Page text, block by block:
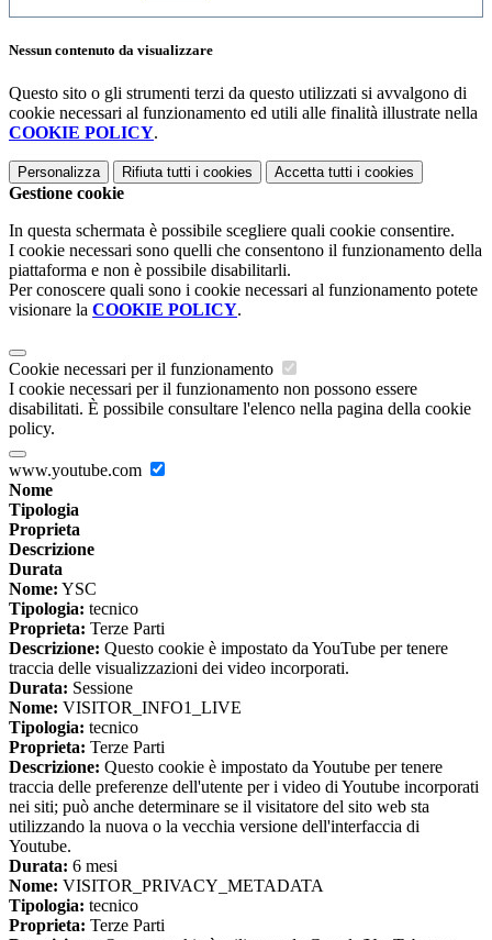
Nessun contenuto da visualizzare
Questo sito o gli strumenti terzi da questo utilizzati si avvalgono di
cookie necessari al funzionamento ed utili alle finalità illustrate nella
COOKIE POLICY.
Personalizza Rifiuta tutti i cookies Accetta tutti i cookies
Gestione cookie
In questa schermata è possibile scegliere quali cookie consentire.
I cookie necessari sono quelli che consentono il funzionamento della
piattaforma e non è possibile disabilitarli.
Per conoscere quali sono i cookie necessari al funzionamento potete
visionare la COOKIE POLICY.
Cookie necessari per il funzionamento
I cookie necessari per il funzionamento non possono essere
disabilitati. È possibile consultare l'elenco nella pagina della cookie
policy.
www.youtube.com
Nome
Tipologia
Proprieta
Descrizione
Durata
Nome: YSC
Tipologia: tecnico
Proprieta: Terze Parti
Descrizione: Questo cookie è impostato da YouTube per tenere
traccia delle visualizzazioni dei video incorporati.
Durata: Sessione
Nome: VISITOR_INFO1_LIVE
Tipologia: tecnico
Proprieta: Terze Parti
Descrizione: Questo cookie è impostato da Youtube per tenere
traccia delle preferenze dell'utente per i video di Youtube incorporati
nei siti; può anche determinare se il visitatore del sito web sta
utilizzando la nuova o la vecchia versione dell'interfaccia di
Youtube.
Durata: 6 mesi
Nome: VISITOR_PRIVACY_METADATA
Tipologia: tecnico
Proprieta: Terze Parti